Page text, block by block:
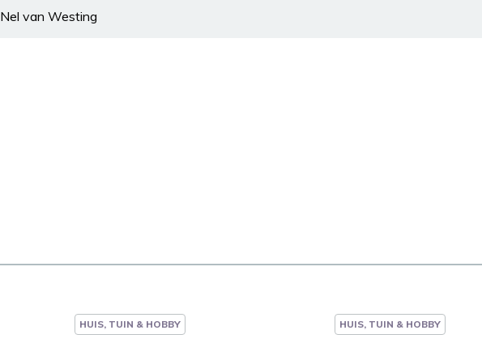
Nel van Westing
HUIS, TUIN & HOBBY HUIS, TUIN & HOBBY